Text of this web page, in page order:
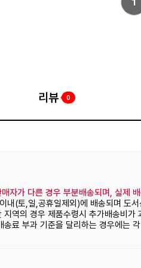
1
리뷰 0
자가 다른 경우 부분배송되며, 실제
내(토,일,공휴일제외)에 배송되며 도
역의 경우 제품수령시 추가배송비가
료 부과 기준을 달리하는 경우에는